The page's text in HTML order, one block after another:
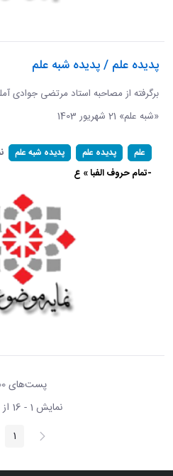
پدیده علم / پدیده شبه علم
برگرفته از مصاحبه استاد مرتضی جوادی
«شبه علم» 21 شهریور 1403
علم پدیده علم پدیده شبه علم
-تمام حروف الفبا » ع
پست‌‌های 100
هر
نمایش 1 - 16 از 16 نتیجه
پیغام
قبلی
1